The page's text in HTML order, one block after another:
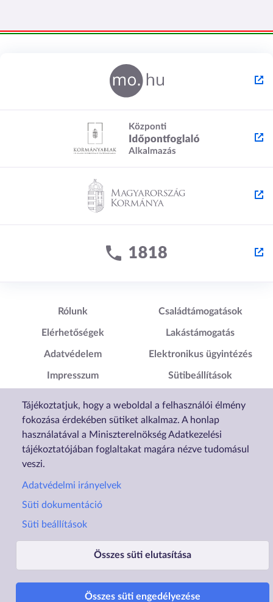
Tájékoztatjuk, hogy a weboldal a felhasználói élmény
fokozása érdekében sütiket alkalmaz. A honlap
használatával a Miniszterelnökség Adatkezelési
tájékoztatójában foglaltakat magára nézve tudomásul
veszi.
Adatvédelmi irányelvek
Süti dokumentáció
Süti beállítások
Összes süti elutasítása
Összes süti engedélyezése
Lábléc1
Rólunk
Elérhetőségek
Adatvédelem
Impresszum
Nyilatkozat
Lábléc2
Családtámogatások
Lakástámogatás
Elektronikus ügyintézés
Sütibeállítások